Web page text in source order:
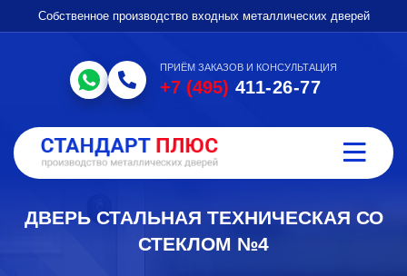
Собственное производство входных металлических дверей
ПРИЁМ ЗАКАЗОВ И КОНСУЛЬТАЦИЯ
+7 (495) 411-26-77
ДВЕРЬ СТАЛЬНАЯ ТЕХНИЧЕСКАЯ СО
СТЕКЛОМ №4